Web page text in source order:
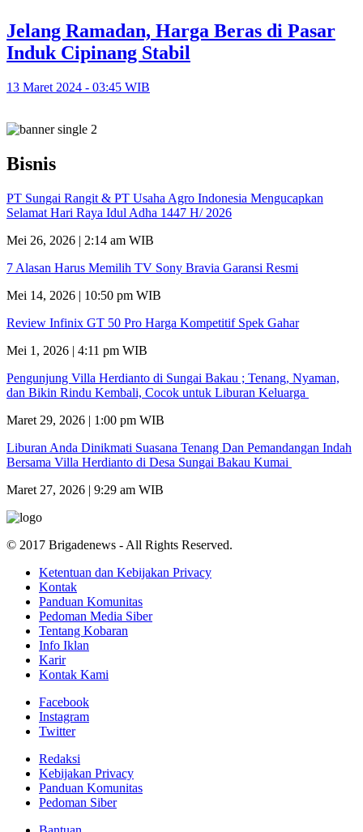
Jelang Ramadan, Harga Beras di Pasar
Induk Cipinang Stabil
13 Maret 2024 - 03:45 WIB
Bisnis
PT Sungai Rangit & PT Usaha Agro Indonesia Mengucapkan
Selamat Hari Raya Idul Adha 1447 H/ 2026
Mei 26, 2026 | 2:14 am WIB
7 Alasan Harus Memilih TV Sony Bravia Garansi Resmi
Mei 14, 2026 | 10:50 pm WIB
Review Infinix GT 50 Pro Harga Kompetitif Spek Gahar
Mei 1, 2026 | 4:11 pm WIB
Pengunjung Villa Herdianto di Sungai Bakau ; Tenang, Nyaman,
dan Bikin Rindu Kembali, Cocok untuk Liburan Keluarga
Maret 29, 2026 | 1:00 pm WIB
Liburan Anda Dinikmati Suasana Tenang Dan Pemandangan Indah
Bersama Villa Herdianto di Desa Sungai Bakau Kumai
Maret 27, 2026 | 9:29 am WIB
© 2017 Brigadenews - All Rights Reserved.
Ketentuan dan Kebijakan Privacy
Kontak
Panduan Komunitas
Pedoman Media Siber
Tentang Kobaran
Info Iklan
Karir
Kontak Kami
Facebook
Instagram
Twitter
Redaksi
Kebijakan Privacy
Panduan Komunitas
Pedoman Siber